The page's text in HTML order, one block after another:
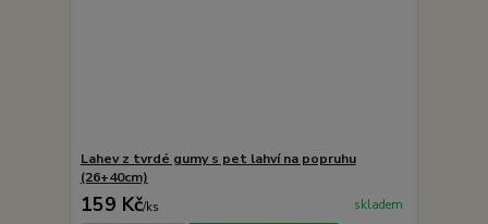
Lahev z tvrdé gumy s pet lahví na popruhu
(26+40cm)
159 Kč/ks skladem